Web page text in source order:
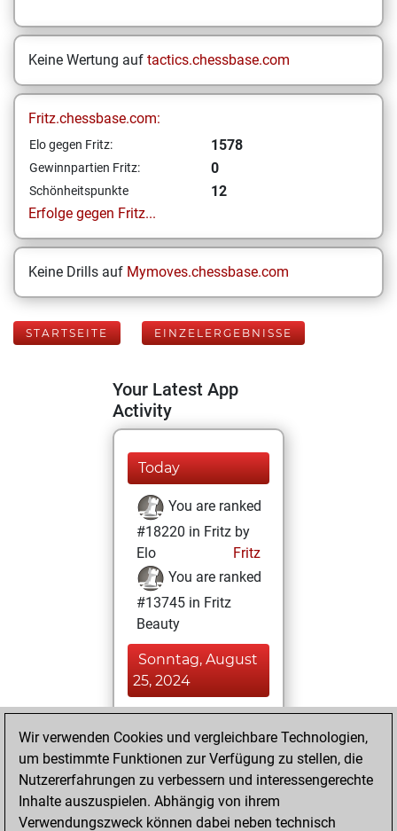
Keine Wertung auf tactics.chessbase.com
Fritz.chessbase.com:
Elo gegen Fritz: 1578
Gewinnpartien Fritz: 0
Schönheitspunkte
12
Erfolge gegen Fritz...
Keine Drills auf Mymoves.chessbase.com
STARTSEITE EINZELERGEBNISSE
Your Latest App
Activity
Today
You are ranked
#18220 in Fritz by
Elo
Fritz
You are ranked
#13745 in Fritz
Beauty
Sonntag, August
25, 2024
You achieved a
BeautyScore of 12
Fritz
You
achieved a new Elo
of 1578
Wir verwenden Cookies und vergleichbare Technologien,
um bestimmte Funktionen zur Verfügung zu stellen, die
Nutzererfahrungen zu verbessern und interessengerechte
Inhalte auszuspielen. Abhängig von ihrem
Verwendungszweck können dabei neben technisch